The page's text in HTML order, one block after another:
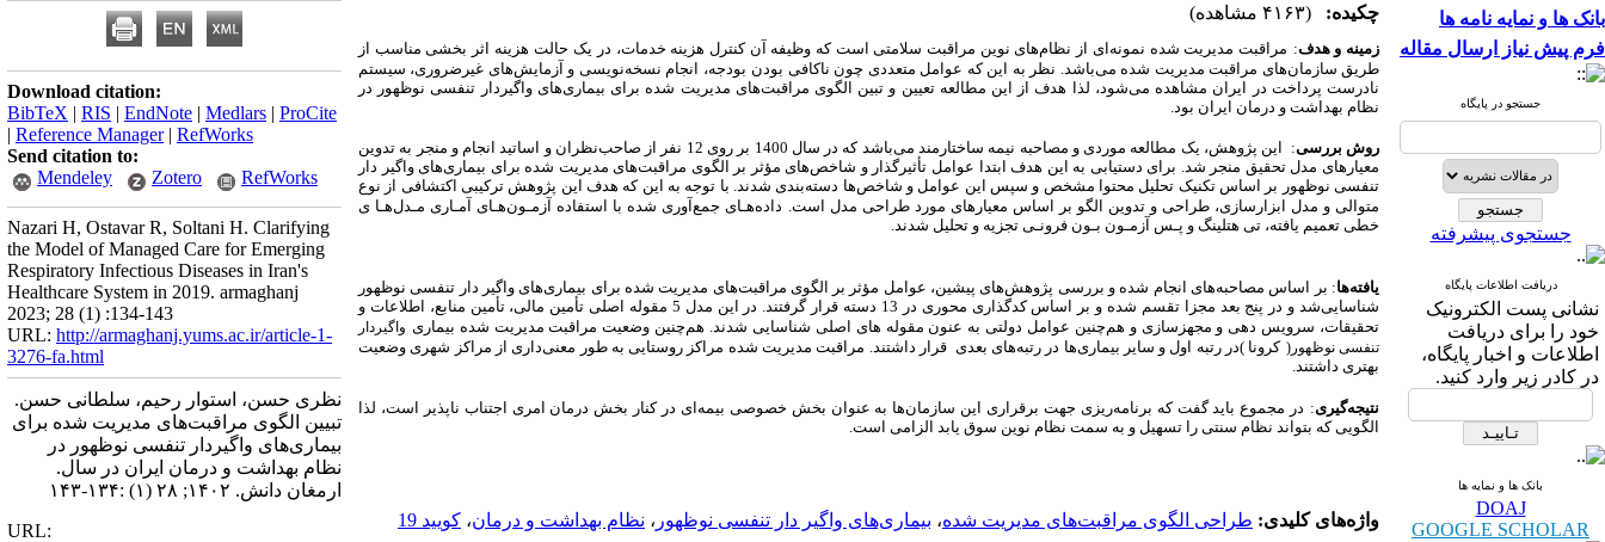
بانک ها و نمایه نامه ها
فرم پیش نیاز ارسال مقاله
جستجو در پایگاه
جستجوی پیشرفته
دریافت اطلاعات پایگاه
نشانی پست الکترونیک
خود را برای دریافت
اطلاعات و اخبار پایگاه،
در کادر زیر وارد کنید.
بانک ها و نمایه ها
DOAJ
GOOGLE SCHOLAR
چکیده: (۴۱۶۳ مشاهده)
زمینه و هدف: مراقبت مدیریت شده نمونه‌ای از نظام‌های نوین مراقبت سلامتی است که وظیفه آن کنترل هزینه خدمات، در یک حالت هزینه اثر بخشی مناسب از
طریق سازمان‌های مراقبت مدیریت شده می‌باشد. نظر به این که عوامل متعددی چون ناکافی بودن بودجه، انجام نسخه‌نویسی و آزمایش‌های غیرضروری، سیستم
نادرست پرداخت در ایران مشاهده می‌شود، لذا هدف از این مطالعه تعیین و تبین الگوی مراقبت‌های مدیریت شده برای بیماری‌های واگیردار تنفسی نوظهور در
نظام بهداشت و درمان ایران بود.
روش بررسی
: این پژوهش، یک مطالعه موردی و مصاحبه نیمه ساختارمند می‌باشد که در سال 1400 بر روی 12 نفر از صاحب‌نظران و اساتید انجام و منجر به تدوین
معیارهای مدل تحقیق منجر شد. برای دستیابی به این هدف ابتدا عوامل تأثیرگذار و شاخص‌های مؤثر بر الگوی مراقبت‌های مدیریت شده برای بیماری‌های واگیر دار
تنفسی نوظهور بر اساس تکنیک تحلیل محتوا مشخص و سپس این عوامل و شاخص‌ها دسته‌بندی‌ شدند. با توجه به این که هدف این پژوهش ترکیبی اکتشافی از نوع
متوالی و مدل ابزارسازی، طراحی و تدوین الگو بر اساس معیارهای مورد طراحی مدل است. داده‌هـای جمع‌آوری شده با استفاده آزمـون‌هـای آمـاری مـدل‌هـا ی
خطی تعمیم یافته، تی هتلینگ و پـس آزمـون بـون فرونـی تجزیه و تحلیل شدند.
یافته‌ها: بر اساس مصاحبه‌های انجام ‌شده و بررسی پژوهش‌های پیشین، عوامل مؤثر بر الگوی مراقبت‌های مدیریت شده برای بیماری‌های واگیر دار تنفسی نوظهور
شناسایی‌شد و در پنج بعد مجزا تقسم شده و بر اساس کدگذاری محوری در 13 دسته قرار گرفتند. در این مدل 5 مقوله اصلی تأمین مالی، تأمین منابع، اطلاعات و
تحقیقات، سرویس دهی و مجهزسازی و هم‌چنین عوامل دولتی به عنون مقوله های اصلی شناسایی شدند. هم‌چنین وضعیت مراقبت مدیریت شده بیماری واگیردار
تنفسی نوظهور( کرونا )در رتبه اول و سایر بیماری‌ها در رتبه‌های بعدی قرار داشتند. مراقبت مدیریت شده مراکز روستایی به طور معنی‌داری از مراکز شهری وضعیت
بهتری داشتند.
نتیجه‌گیری: در مجموع باید گفت که برنامه‌ریزی جهت برقراری این سازمان‌ها به عنوان بخش خصوصی بیمه‌ای در کنار بخش درمان امری اجتناب ناپذیر است، لذا
الگویی که بتواند نظام سنتی را تسهیل و به سمت نظام نوین سوق یابد الزامی است.
واژه‌های کلیدی: طراحی الگوی مراقبت‌های مدیریت شده، بیماری‌های واگیر دار تنفسی نوظهور ، نظام بهداشت و درمان، کویید 19
Download citation:
BibTeX | RIS | EndNote | Medlars | ProCite
| Reference Manager| RefWorks
Send citation to:
Mendeley
Zotero RefWorks
Nazari H, Ostavar R, Soltani H. Clarifying
the Model of Managed Care for Emerging
Respiratory Infectious Diseases in Iran's
Healthcare System in 2019. armaghanj
2023; 28 (1) :134-143
URL: http://armaghanj.yums.ac.ir/article-1-
3276-fa.html
نظری حسن، استوار رحیم، سلطانی حسن.
تبیین الگوی مراقبت‌های مدیریت شده برای
بیماری‌های واگیردار تنفسی نوظهور در
نظام بهداشت و درمان ایران در سال.
ارمغان دانش. ۱۴۰۲; ۲۸ (۱) :۱۳۴-۱۴۳
URL: